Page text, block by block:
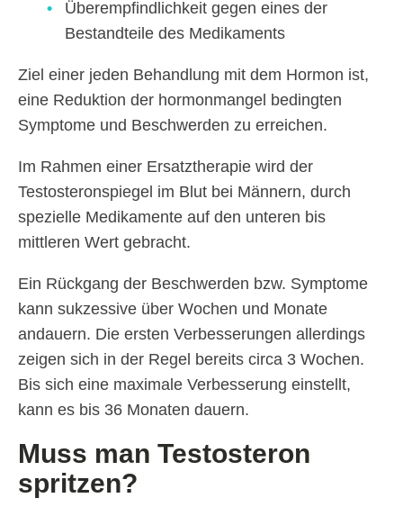
Überempfindlichkeit gegen eines der
Bestandteile des Medikaments
Ziel einer jeden Behandlung mit dem Hormon ist,
eine Reduktion der hormonmangel bedingten
Symptome und Beschwerden zu erreichen.
Im Rahmen einer Ersatztherapie wird der
Testosteronspiegel im Blut bei Männern, durch
spezielle Medikamente auf den unteren bis
mittleren Wert gebracht.
Ein Rückgang der Beschwerden bzw. Symptome
kann sukzessive über Wochen und Monate
andauern. Die ersten Verbesserungen allerdings
zeigen sich in der Regel bereits circa 3 Wochen.
Bis sich eine maximale Verbesserung einstellt,
kann es bis 36 Monaten dauern.
Muss man Testosteron
spritzen?